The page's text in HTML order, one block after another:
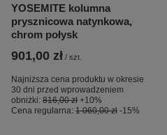
YOSEMITE kolumna
prysznicowa natynkowa,
chrom połysk
901,00 zł / szt.
Najniższa cena produktu w okresie
30 dni przed wprowadzeniem
obniżki: 816,00 zł +10%
Cena regularna: 1 060,00 zł -15%